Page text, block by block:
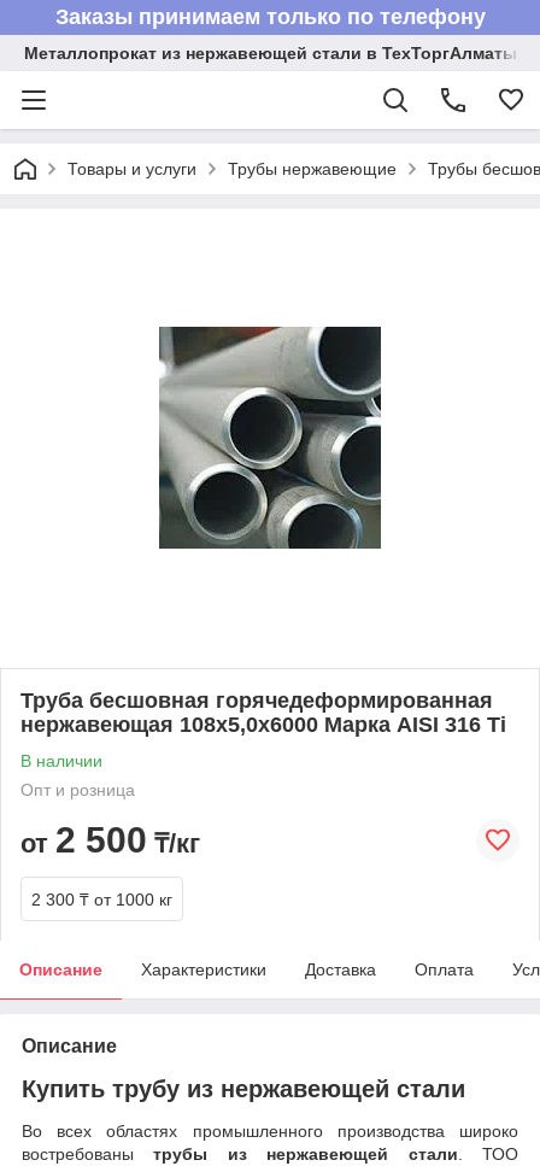
Заказы принимаем только по телефону
Металлопрокат из нержавеющей стали в ТехТоргАлматы
Товары и услуги Трубы нержавеющие Трубы
Труба бесшовная горячедеформированная
нержавеющая 108х5,0х6000 Марка AISI 316 Ti
В наличии
Опт и розница
от 2 500 ₸/кг
2 300 ₸ от 1000 кг
Описание Характеристики Доставка Оплата
Описание
Купить трубу из нержавеющей стали
Во всех областях промышленного производства широко
востребованытрубы из нержавеющей стали. ТОО